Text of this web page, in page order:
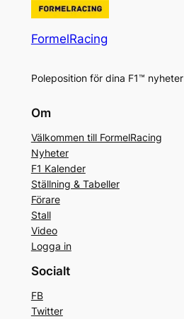
FormelRacing
Poleposition för dina F1™ nyheter
Om
Välkommen till FormelRacing
Nyheter
F1 Kalender
Ställning & Tabeller
Förare
Stall
Video
Logga in
Socialt
FB
Twitter